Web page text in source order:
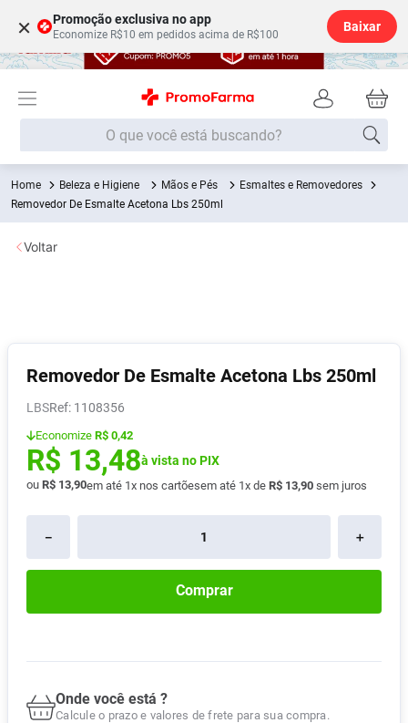
× Promoção exclusiva no app
Economize R$10 em pedidos acima de R$100
Baixar
O que você está buscando?
Beleza e Higiene Mãos e Pés
Esmaltes e Removedores
Removedor De Esmalte Acetona Lbs 250ml
Removedor De Esmalte Acetona Lbs 250ml
LBS : 1108356
Economize R$ 0,42
R$ 13,48à vista no PIX
ou R$ 13,90em até 1x nos cartõesem até 1x de R$ 13,90 sem juros
＋
－
Comprar
Onde você está ?
Calcule o prazo e valores de frete para sua compra.
Voltar
Termos mais buscados
1º Fralda
2
5º Fralda G
6º Desodorante
7º Shampoo
8º Absorvente
9 Pampers Confort Sec
10º Lavitan